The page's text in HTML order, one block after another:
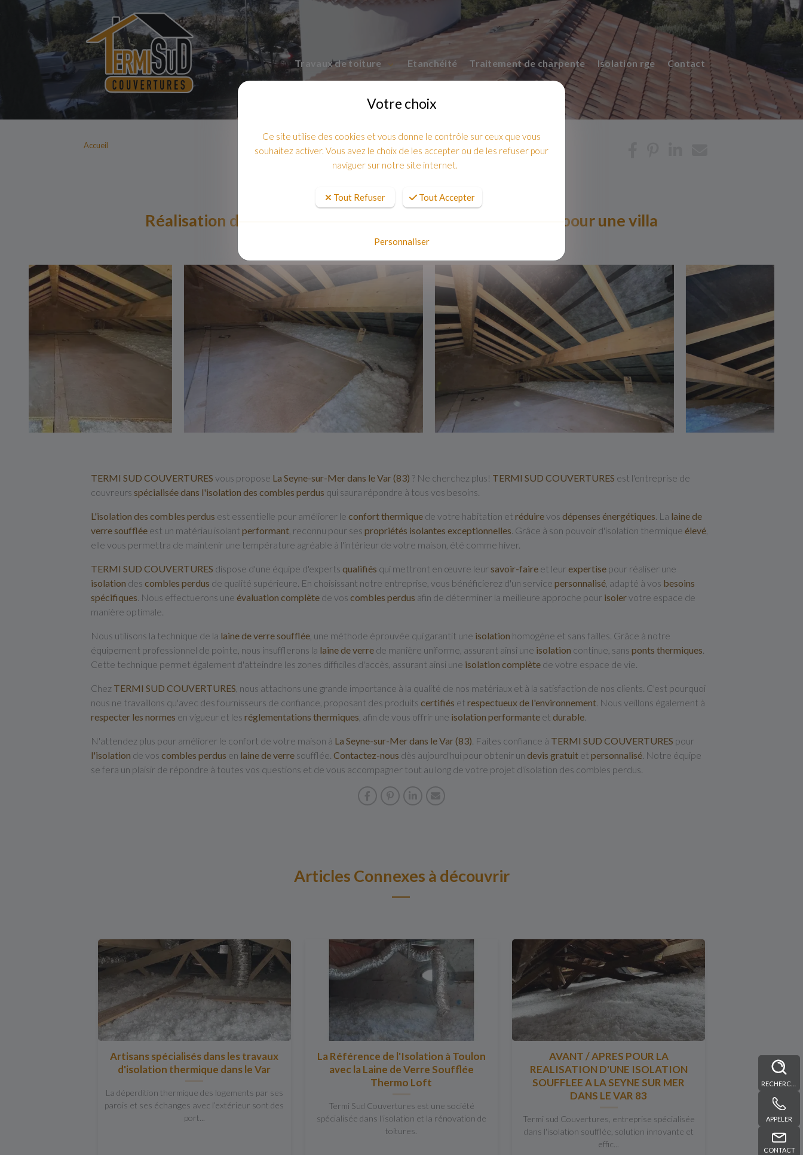
Travaux de toiture Etanchéité Traitement de charpente Isolation rge Contact
APPELER
CONTACT
Accueil
Réalisation de travaux d'isolation thermique des combles pour une villa
TERMI SUD COUVERTURES vous propose La Seyne-sur-Mer dans le Var (83) ? Ne cherchez plus! TERMI SUD COUVERTURES est l'entreprise de
couvreurs spécialisée dans l'isolation des combles perdus qui saura répondre à tous vos besoins.
L'isolation des combles perdus est essentielle pour améliorer le confort thermique de votre habitation et réduirevos dépenses énergétiques . La laine de
verre soufflée est un matériau isolant performant , reconnu pour ses propriétés isolantes exceptionnelles . Grâce à son pouvoir d'isolation thermique élevé
elle vous permettra de maintenir une température agréable à l'intérieur de votre maison, été comme hiver.
TERMI SUD COUVERTURES dispose d'une équipe d'experts qualifiés qui mettront en œuvre leursavoir-faire et leurexpertise pour réaliser une
isolation des combles perdus de qualité supérieure. En choisissant notre entreprise, vous bénéficierez d'un service personnalisé , adapté à vos besoins
spécifiques . Nous effectuerons une évaluation complète de vos combles perdus afin de déterminer la meilleure approche pour isolervotre espace de
manière optimale.
Nous utilisons la technique de la laine de verre soufflée , une méthode éprouvée qui garantit une isolation homogène et sans failles. Grâce à notre
équipement professionnel de pointe, nous insufflerons la laine de verre de manière uniforme, assurant ainsi une isolation continue, sans ponts thermiques
Cette technique permet également d'atteindre les zones difficiles d'accès, assurant ainsi une isolation complète de votre espace de vie.
Chez TERMI SUD COUVERTURES , nous attachons une grande importance à la qualité de nos matériaux et à la satisfaction de nos clients. C'est pourquoi
nous ne travaillons qu'avec des fournisseurs de confiance, proposant des produits certifiés et respectueuxde l'environnement . Nous veillons également à
respecter les normes en vigueur et les réglementations thermiques , afin de vous offrir une isolation performante et durable
N'attendez plus pour améliorer le confort de votre maison à La Seyne-sur-Mer dans le Var (83) . Faites confiance à TERMI SUD COUVERTURES pour
l'isolation de vos combles perdus en lainedeverre soufflée. Contactez-nous dès aujourd'hui pour obtenir un devis gratuit et personnalisé . Notre équipe
se fera un plaisir de répondre à toutes vos questions et de vous accompagner tout au long de votre projet d'isolation des combles perdus.
Articles Connexes à découvrir
Artisans spécialisés dans les travaux
d'isolation thermique dans le Var
La déperdition thermique des logements par ses
parois et ses échanges avec l’extérieur sont des
port...
La Référence de l'Isolation à Toulon
avec la Laine de Verre Soufflée
Thermo Loft
Termi Sud Couvertures est une société
spécialisée dans l'isolation et la rénovation de
toitures.
AVANT / APRES POUR LA
REALISATION D'UNE ISOLATION
SOUFFLEE A LA SEYNE SUR MER
DANS LE VAR 83
Termi sud Couvertures, entreprise spécialisée
dans l'isolation soufflée, solution innovante et
effic...
Votre choix
Ce site utilise des cookies et vous donne le contrôle sur ceux que vous
souhaitez activer. Vous avez le choix de les accepter ou de les refuser pour
naviguer sur notre site internet.
Tout Refuser Tout Accepter
Personnaliser